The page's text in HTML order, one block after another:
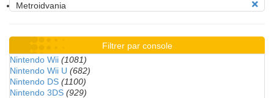
Metroidvania
Filtrer par console
Nintendo Wii (1081)
Nintendo Wii U (682)
Nintendo DS (1100)
Nintendo 3DS (929)